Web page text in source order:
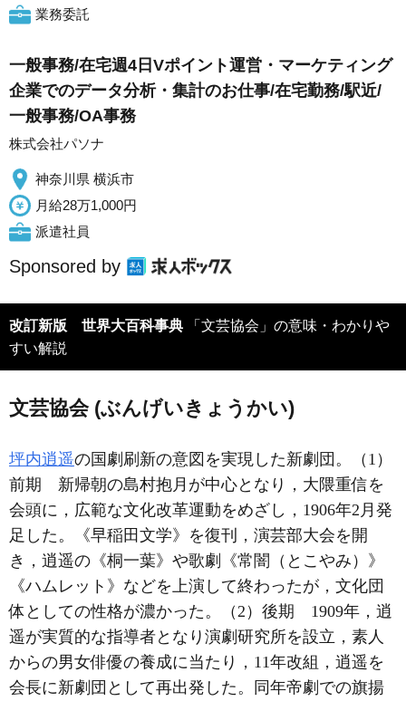
業務委託
一般事務/在宅週4日Vポイント運営・マーケティング
企業でのデータ分析・集計のお仕事/在宅勤務/駅近/
一般事務/OA事務
株式会社パソナ
神奈川県 横浜市
月給28万1,000円
派遣社員
Sponsored by
改訂新版 世界大百科事典 「文芸協会」の意味・わかりや
すい解説
文芸協会 (ぶんげいきょうかい)
坪内逍遥の国劇刷新の意図を実現した新劇団。（1）
前期 新帰朝の島村抱月が中心となり，大隈重信を
会頭に，広範な文化改革運動をめざし，1906年2月発
足した。《早稲田文学》を復刊，演芸部大会を開
き，逍遥の《桐一葉》や歌劇《常闇（とこやみ）》
《ハムレット》などを上演して終わったが，文化団
体としての性格が濃かった。（2）後期 1909年，逍
遥が実質的な指導者となり演劇研究所を設立，素人
からの男女俳優の養成に当たり，11年改組，逍遥を
会長に新劇団として再出発した。同年帝劇での旗揚